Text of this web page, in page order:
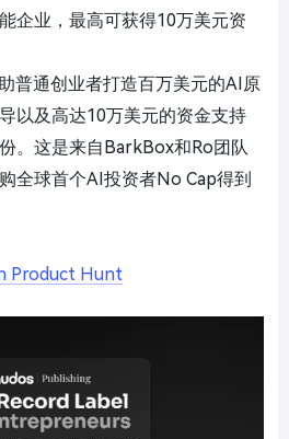
企业，最高可获得10万美元资
普通创业者打造百万美元的AI原
以及高达10万美元的资金支持
。这是来自BarkBox和Ro团队
全球首个AI投资者No Cap得到
Product Hunt